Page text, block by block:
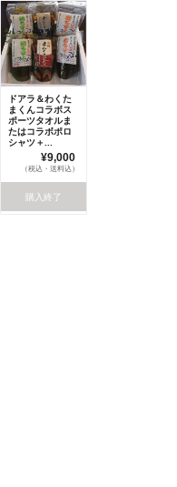
ドアラ＆わくた
まくんコラボス
ポーツタオルま
たはコラボポロ
シャツ＋...
¥9,000
（税込・送料込）
購入終了